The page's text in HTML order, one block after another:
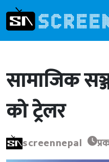
सामाजिक
को ट्रेलर
screennepal